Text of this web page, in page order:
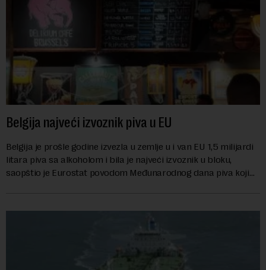
Belgija najveći izvoznik piva u EU
Belgija je prošle godine izvezla u zemlje u i van EU 1,5 milijardi
litara piva sa alkoholom i bila je najveći izvoznik u bloku,
saopštio je Eurostat povodom Međunarodnog dana piva koji